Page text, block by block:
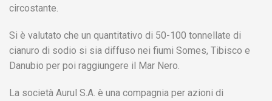
circostante.
Si è valutato che un quantitativo di 50-100 tonnellate di
cianuro di sodio si sia diffuso nei fiumi Somes, Tibisco e
Danubio per poi raggiungere il Mar Nero.
La società Aurul S.A. è una compagnia per azioni di